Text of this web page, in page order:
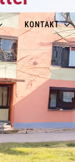
KONTAKT